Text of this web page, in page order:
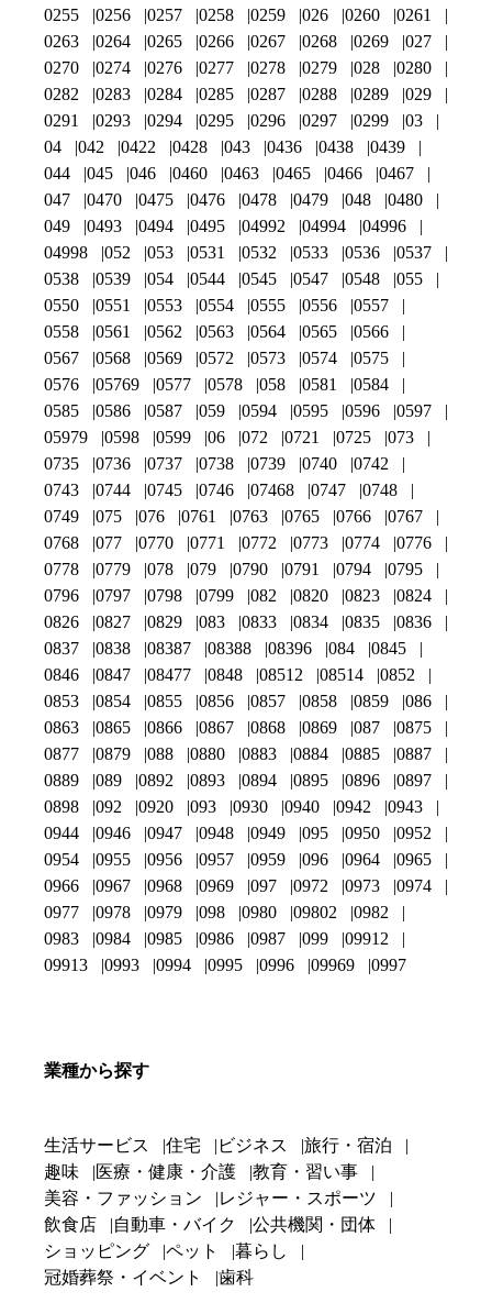
0255 0256 0257 0258 0259 026 0260
0261
0263
0264 0265 0266 0267 0268 0269
027
0270
0274 0276 0277 0278 0279 028
0280
0282
0283 0284 0285 0287 0288 0289
029
0291
0293 0294 0295 0296 0297 0299
03
04
042 0422 0428 043 0436 0438
0439
044
045 046 0460 0463 0465 0466
0467
047
0470 0475 0476 0478 0479 048
0480
049
0493 0494 0495 04992 04994
04996
04998
052 053 0531 0532 0533 0536
0537
0538
0539 054 0544 0545 0547 0548
055
0550
0551 0553 0554 0555 0556
0557
0558
0561 0562 0563 0564 0565
0566
0567
0568 0569 0572 0573 0574
0575
0576
05769 0577 0578 058 0581
0584
0585
0586 0587 059 0594 0595 0596
0597
05979
0598 0599 06 072 0721 0725
073
0735
0736 0737 0738 0739 0740
0742
0743
0744 0745 0746 07468 0747
0748
0749
075 076 0761 0763 0765 0766
0767
0768
077 0770 0771 0772 0773 0774
0776
0778
0779 078 079 0790 0791 0794
0795
0796
0797 0798 0799 082 0820 0823
0824
0826
0827 0829 083 0833 0834 0835
0836
0837
0838 08387 08388 08396 084
0845
0846
0847 08477 0848 08512 08514
0852
0853
0854 0855 0856 0857 0858 0859
086
0863
0865 0866 0867 0868 0869 087
0875
0877
0879 088 0880 0883 0884 0885
0887
0889
089 0892 0893 0894 0895 0896
0897
0898
092 0920 093 0930 0940 0942
0943
0944
0946 0947 0948 0949 095 0950
0952
0954
0955 0956 0957 0959 096 0964
0965
0966
0967 0968 0969 097 0972 0973
0974
0977
0978 0979 098 0980 09802
0982
0983
0984 0985 0986 0987 099
09912
09913
0993 0994 0995 0996 09969 0997
業種から探す
生活サービス 住宅 ビジネス
旅行・宿泊
趣味
医療・健康・介護
教育・習い事
美容・ファッション
レジャー・スポーツ
飲食店
自動車・バイク
公共機関・団体
ショッピング
ペット
暮らし
冠婚葬祭・イベント
歯科